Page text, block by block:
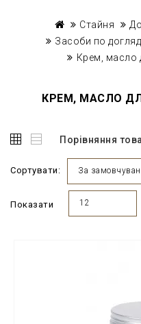
Стайня
Засоби по
Крем, масло
КРЕМ, МАСЛО
Порівняння
Сортувати: За
Показати 12